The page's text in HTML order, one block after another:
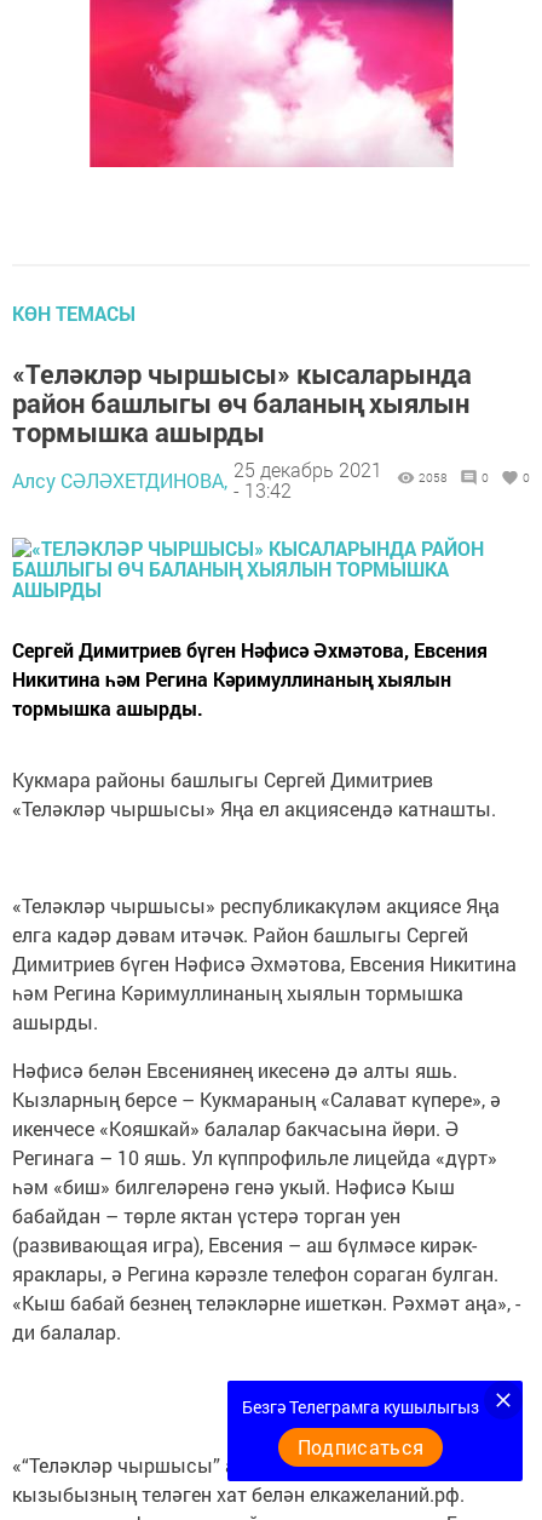
КӨН ТЕМАСЫ
«Теләкләр чыршысы» кысаларында
район башлыгы өч баланың хыялын
тормышка ашырды
Алсу СӘЛӘХЕТДИНОВА, 25 декабрь 2021
- 13:42
2058 0 0
Сергей Димитриев бүген Нәфисә Әхмәтова, Евсения
Никитина һәм Регина Кәримуллинаның хыялын
тормышка ашырды.
Кукмара районы башлыгы Сергей Димитриев
«Теләкләр чыршысы» Яңа ел акциясендә катнашты.
«Теләкләр чыршысы» республикакүләм акциясе Яңа
елга кадәр дәвам итәчәк. Район башлыгы Сергей
Димитриев бүген Нәфисә Әхмәтова, Евсения Никитина
һәм Регина Кәримуллинаның хыялын тормышка
ашырды.
Нәфисә белән Евсениянең икесенә дә алты яшь.
Кызларның берсе – Кукмараның «Салават күпере», ә
икенчесе «Кояшкай» балалар бакчасына йөри. Ә
Регинага – 10 яшь. Ул күппрофильле лицейда «дүрт»
һәм «биш» билгеләренә генә укый. Нәфисә Кыш
бабайдан – төрле яктан үстерә торган уен
(развивающая игра), Евсения – аш бүлмәсе кирәк-
яраклары, ә Регина кәрәзле телефон сораган булган.
«Кыш бабай безнең теләкләрне ишеткән. Рәхмәт аңа», -
ди балалар.
«“Теләкләр чыршысы” акциясе турында ишеткәч,
кызыбызның теләген хат белән елкажеланий.рф.
Безгә Телеграмга кушылыгыз
Подписаться